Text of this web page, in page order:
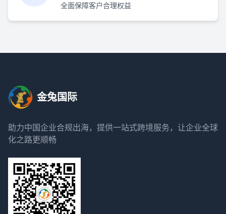
全面保障客户合理权益
金兔国际
助力中国企业合规出海，提供一站式跨境服务，让企业全球
化之路更顺畅